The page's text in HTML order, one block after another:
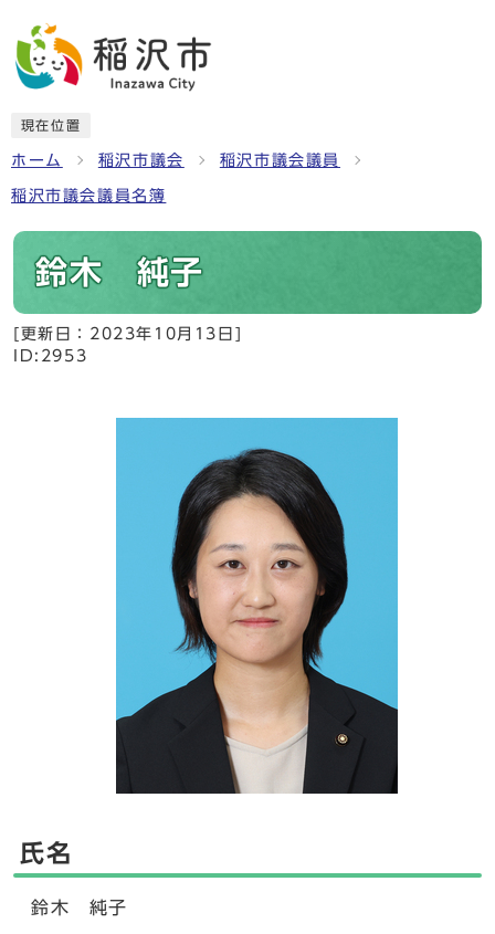
現在位置
ホーム 稲沢市議会 稲沢市議会議員
稲沢市議会議員名簿
鈴木 純子
[更新日： 2023年10月13日
ID:2953
氏名
鈴木 純子